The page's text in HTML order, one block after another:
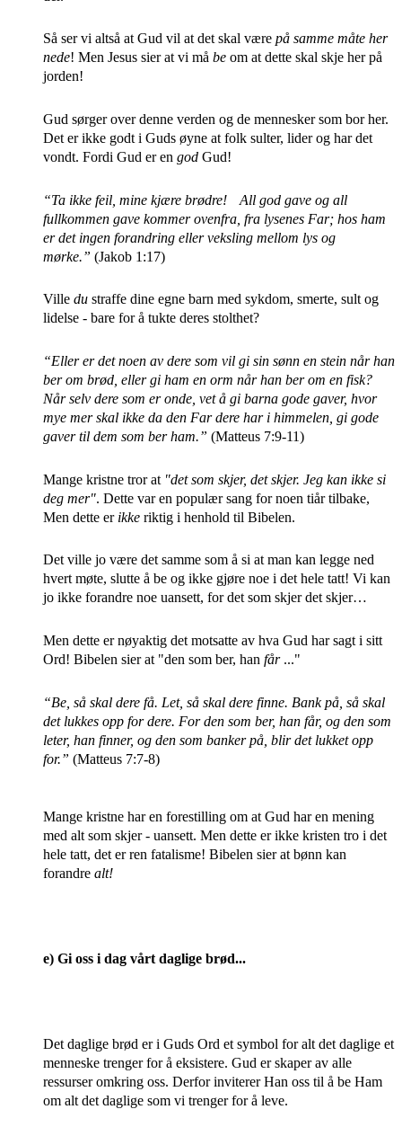
Så ser vi altså at Gud vil at det skal være på samme måte her
nede! Men Jesus sier at vi må be om at dette skal skje her på
jorden!
Gud sørger over denne verden og de mennesker som bor her.
Det er ikke godt i Guds øyne at folk sulter, lider og har det
vondt. Fordi Gud er en god Gud!
“Ta ikke feil, mine kjære brødre! All god gave og all
fullkommen gave kommer ovenfra, fra lysenes Far; hos ham
er det ingen forandring eller veksling mellom lys og
mørke.” (Jakob 1:17)
Ville du straffe dine egne barn med sykdom, smerte, sult og
lidelse - bare for å tukte deres stolthet?
“Eller er det noen av dere som vil gi sin sønn en stein når han
ber om brød, eller gi ham en orm når han ber om en fisk?
Når selv dere som er onde, vet å gi barna gode gaver, hvor
mye mer skal ikke da den Far dere har i himmelen, gi gode
gaver til dem som ber ham.” (Matteus 7:9-11)
Mange kristne tror at "det som skjer, det skjer. Jeg kan ikke si
deg mer". Dette var en populær sang for noen tiår tilbake,
Men dette er ikke riktig i henhold til Bibelen.
Det ville jo være det samme som å si at man kan legge ned
hvert møte, slutte å be og ikke gjøre noe i det hele tatt! Vi kan
jo ikke forandre noe uansett, for det som skjer det skjer…
Men dette er nøyaktig det motsatte av hva Gud har sagt i sitt
Ord! Bibelen sier at "den som ber, han får..."
“Be, så skal dere få. Let, så skal dere finne. Bank på, så skal
det lukkes opp for dere. For den som ber, han får, og den som
leter, han finner, og den som banker på, blir det lukket opp
for.” (Matteus 7:7-8)
Mange kristne har en forestilling om at Gud har en mening
med alt som skjer - uansett. Men dette er ikke kristen tro i det
hele tatt, det er ren fatalisme! Bibelen sier at bønn kan
forandre alt!
e) Gi oss i dag vårt daglige brød...
Det daglige brød er i Guds Ord et symbol for alt det daglige et
menneske trenger for å eksistere. Gud er skaper av alle
ressurser omkring oss. Derfor inviterer Han oss til å be Ham
om alt det daglige som vi trenger for å leve.